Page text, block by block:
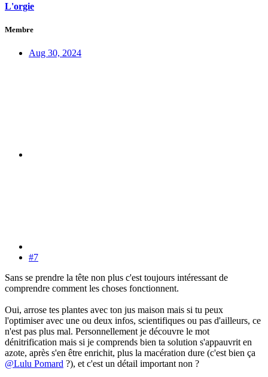
L'orgie
Membre
Aug 30, 2024
#7
Sans se prendre la tête non plus c'est toujours intéressant de
comprendre comment les choses fonctionnent.
Oui, arrose tes plantes avec ton jus maison mais si tu peux
l'optimiser avec une ou deux infos, scientifiques ou pas d'ailleurs, ce
n'est pas plus mal. Personnellement je découvre le mot
dénitrification mais si je comprends bien ta solution s'appauvrit en
azote, après s'en être enrichit, plus la macération dure (c'est bien ça
@Lulu Pomard ?), et c'est un détail important non ?